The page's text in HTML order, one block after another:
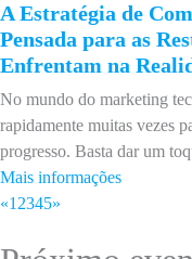
A Estratégia de
Pensada para as
Enfrentam na
No mundo do marketing
rapidamente muitas vezes
progresso. Basta dar um
Mais informações
«1 2345»